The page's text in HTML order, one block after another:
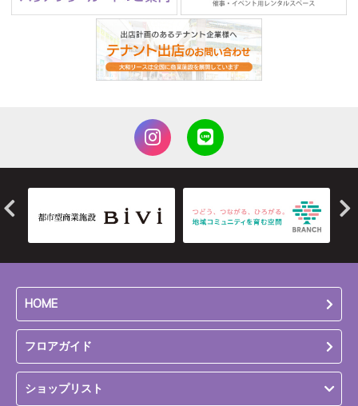
HOME
フロアガイド
ショップリスト